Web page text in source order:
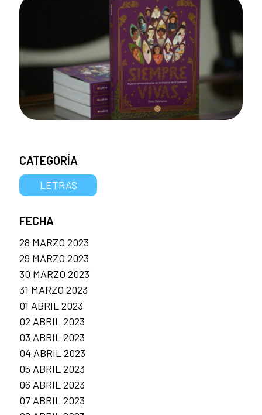
CATEGORÍA
LETRAS
FECHA
28 MARZO 2023
29 MARZO 2023
30 MARZO 2023
31 MARZO 2023
01 ABRIL 2023
02 ABRIL 2023
03 ABRIL 2023
04 ABRIL 2023
05 ABRIL 2023
06 ABRIL 2023
07 ABRIL 2023